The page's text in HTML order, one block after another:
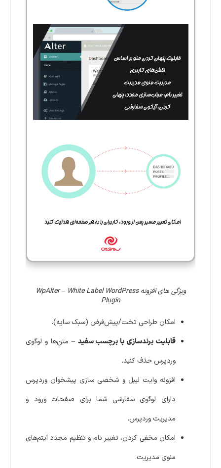
ویزگی های افزونه WpAlter – White Label WordPress
Plugin
امکان طراحی تخت/پیش‌فرض (سبک سایه).
قابلیت برندسازی با برچسب سفید – متن‌ها و لوگوی
وردپرس حذف کنید.
افزونه وایت ‌لیبل و شخصی ‌سازی پیشخوان وردپرس
دارای لوگوی سفارشی شما برای صفحات ورود و
مدیریت وردپرس.
امکان مخفی کردن، تغییر نام و تنظیم مجدد آیتم‌های
منوی مدیریت.